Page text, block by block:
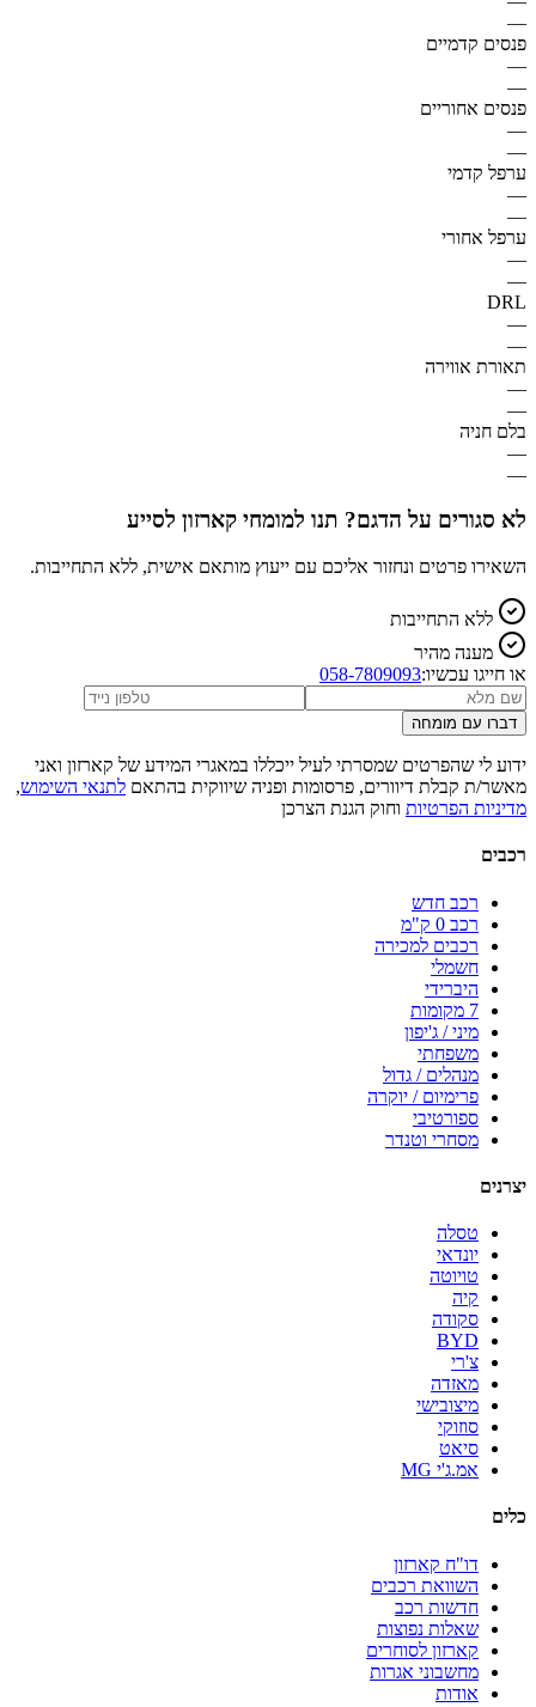
—
פנסים קדמיים
—
—
פנסים אחוריים
—
—
ערפל קדמי
—
—
ערפל אחורי
—
—
DRL
—
—
תאורת אווירה
—
—
בלם חניה
—
—
לא סגורים על הדגם? תנו למומחי קארזון לסייע
השאירו פרטים ונחזור אליכם עם ייעוץ מותאם אישית, ללא התחייבות.
ללא התחייבות
מענה מהיר
או חייגו עכשיו:058-7809093
דברו עם מומחה
ידוע לי שהפרטים שמסרתי לעיל ייכללו במאגרי המידע של קארזון ואני
מאשר/ת קבלת דיוורים, פרסומות ופניה שיווקית בהתאם לתנאי השימוש,
מדיניות הפרטיות וחוק הגנת הצרכן
רכבים
רכב חדש
רכב 0 ק"מ
רכבים למכירה
חשמלי
היברידי
7 מקומות
מיני / ג'יפון
משפחתי
מנהלים / גדול
פרימיום / יוקרה
ספורטיבי
מסחרי וטנדר
יצרנים
טסלה
יונדאי
טויוטה
קיה
סקודה
BYD
צ'רי
מאזדה
מיצובישי
סוזוקי
סיאט
אמ.ג'י MG
כלים
דו"ח קארזון
השוואת רכבים
חדשות רכב
שאלות נפוצות
קארזון לסוחרים
מחשבוני אגרות
אודות